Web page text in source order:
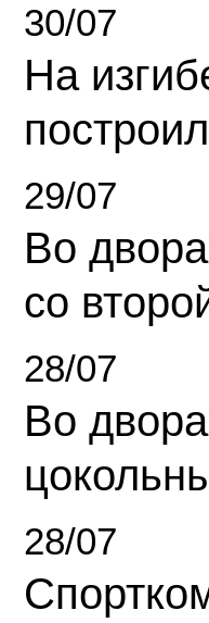
30/07
На
29/07
Во
со
28/07
Во
28/07